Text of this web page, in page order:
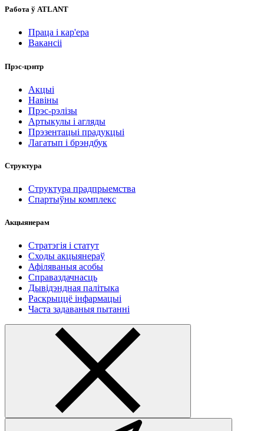
Работа ў ATLANT
Праца і кар'ера
Вакансіі
Прэс-цэнтр
Акцыі
Навіны
Прэс-рэлізы
Артыкулы і агляды
Прэзентацыі прадукцыі
Лагатып і брэндбук
Структура
Структура прадпрыемства
Спартыўны комплекс
Акцыянерам
Стратэгія і статут
Сходы акцыянераў
Афіляваныя асобы
Справаздачнасць
Дывідэндная палітыка
Раскрыццё інфармацыі
Часта задаваныя пытанні